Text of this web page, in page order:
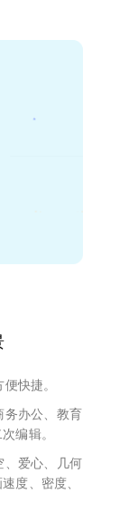
快捷。
务办公、教育
编辑。
、爱心、几何
度、密度、